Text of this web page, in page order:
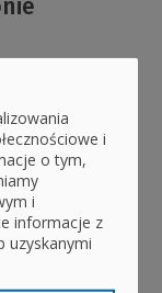
Twojego
i
o tym,
i
informacje z
uzyskanymi